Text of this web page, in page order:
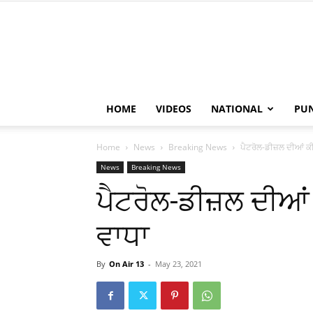
HOME VIDEOS NATIONAL
Home News Breaking News ਪੈਟਰੋਲ-ਡੀਜ਼ਲ ਦੀਆਂ
News Breaking News
ਪੈਟਰੋਲ-ਡੀਜ਼ਲ ਦੀਆਂ
ਵਾਧਾ
By On Air 13 - May 23, 2021